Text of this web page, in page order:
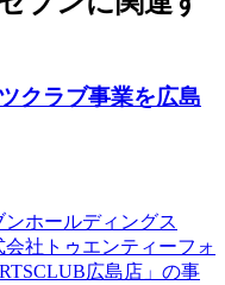
クラブ事業を広島
ホールディングス
会社トゥエンティーフォ
広島店」の事